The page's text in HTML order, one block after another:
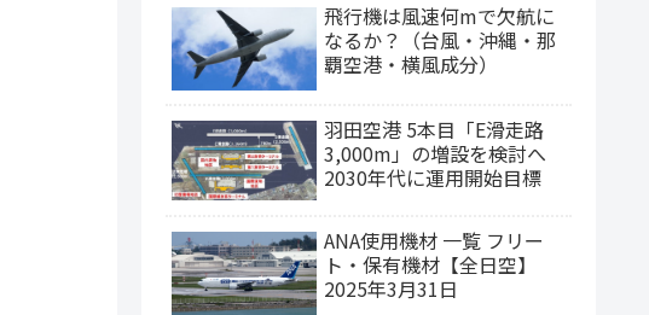
飛行機は風速何mで欠航に
なるか？（台風・沖縄・那
覇空港・横風成分）
羽田空港 5本目「E滑走路
3,000m」の増設を検討へ
2030年代に運用開始目標
ANA使用機材 一覧 フリー
ト・保有機材【全日空】
2025年3月31日